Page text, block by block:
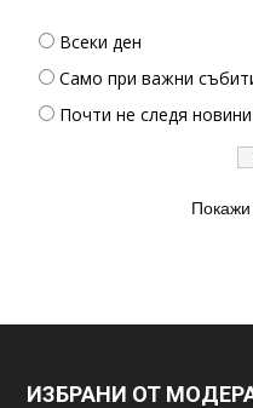
Всеки ден
Само при важни
Почти не следя
Покажи
ИЗБРАНИ ОТ